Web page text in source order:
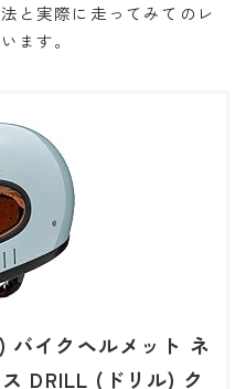
ング ワークマン
車中泊
と実際に走ってみてのレ
ます。
バイクヘルメット ネ
DRILL (ドリル) ク